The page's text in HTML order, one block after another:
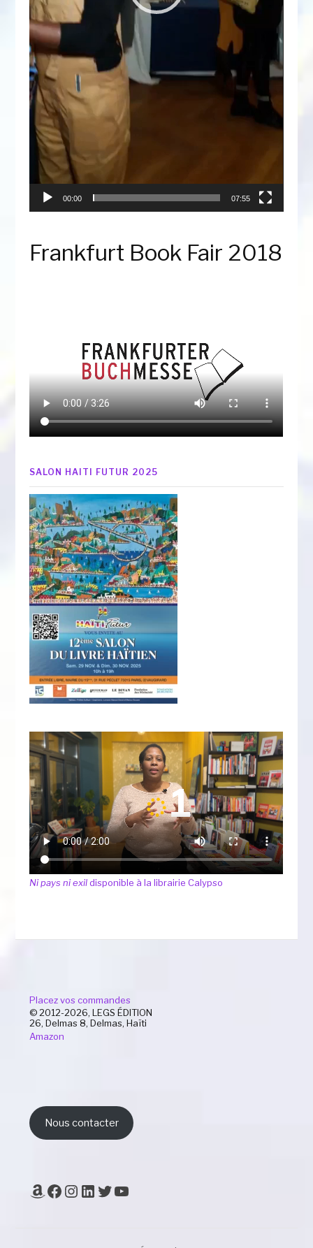
00:00 07:55
Frankfurt Book Fair 2018
SALON HAITI FUTUR 2025
Ni pays ni exildisponible à la librairie Calypso
Placez vos commandes
© 2012-2026, LEGS ÉDITION
26, Delmas 8, Delmas, Haïti
Amazon
Nous contacter
Amazon
Facebook